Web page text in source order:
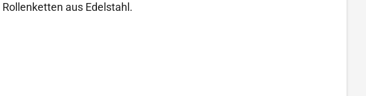
aus Edelstahl.